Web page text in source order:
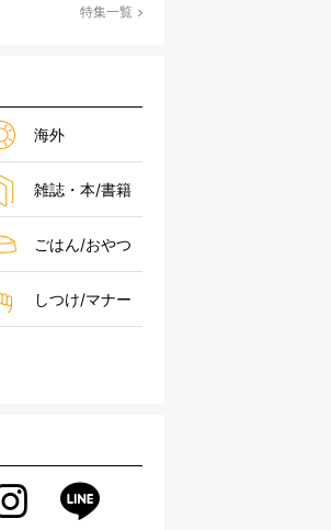
特集一覧
海外
雑誌・本/書籍
ごはん/おやつ
しつけ/マナー